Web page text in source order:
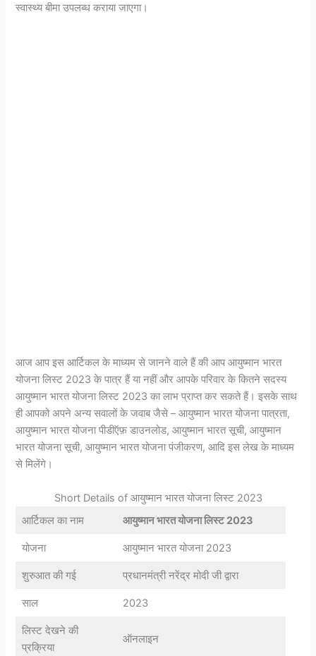
स्वास्थ्य बीमा उपलब्ध कराया जाएगा।
आज आप इस आर्टिकल के माध्यम से जानने वाले हैं की आप आयुष्मान भारत
योजना लिस्ट 2023 के पात्र हैं या नहीं और आपके परिवार के कितने सदस्य
आयुष्मान भारत योजना लिस्ट 2023 का लाभ प्राप्त कर सकते हैं। इसके साथ
ही आपको अपने अन्य सवालों के जवाब जैसे – आयुष्मान भारत योजना पात्रता,
आयुष्मान भारत योजना पीडीऍफ़ डाउनलोड, आयुष्मान भारत सूची, आयुष्मान
भारत योजना सूची, आयुष्मान भारत योजना पंजीकरण, आदि इस लेख के माध्यम
से मिलेंगे।
Short Details of आयुष्मान भारत योजना लिस्ट 2023
आर्टिकल का नाम
आयुष्मान भारत योजना लिस्ट 2023
योजना आयुष्मान भारत योजना 2023
शुरुआत की गई प्रधानमंत्री नरेंद्र मोदी जी द्वारा
साल 2023
लिस्ट देखने की
प्रक्रिया
ऑनलाइन